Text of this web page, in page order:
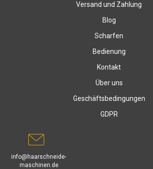
Versand und Zahlung
Blog
Scharfen
Bedienung
Kontakt
Über uns
Geschäftsbedingungen
GDPR
info@haarschneide-
maschinen.de